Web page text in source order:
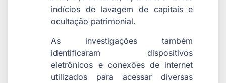
indícios de lavagem de capitais e
ocultação patrimonial.
As investigações também
identificaram dispositivos
eletrônicos e conexões de internet
utilizados para acessar diversas